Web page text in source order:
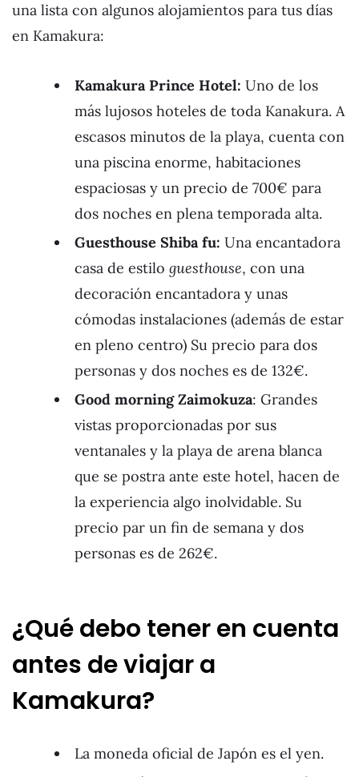
una lista con algunos alojamientos para tus días
en Kamakura:
Kamakura Prince Hotel: Uno de los
más lujosos hoteles de toda Kanakura. A
escasos minutos de la playa, cuenta con
una piscina enorme, habitaciones
espaciosas y un precio de 700€ para
dos noches en plena temporada alta.
Guesthouse Shiba fu: Una encantadora
casa de estilo guesthouse, con una
decoración encantadora y unas
cómodas instalaciones (además de estar
en pleno centro) Su precio para dos
personas y dos noches es de 132€.
Good morning Zaimokuza: Grandes
vistas proporcionadas por sus
ventanales y la playa de arena blanca
que se postra ante este hotel, hacen de
la experiencia algo inolvidable. Su
precio par un fin de semana y dos
personas es de 262€.
¿Qué debo tener en cuenta
antes de viajar a
Kamakura?
La moneda oficial de Japón es el yen.